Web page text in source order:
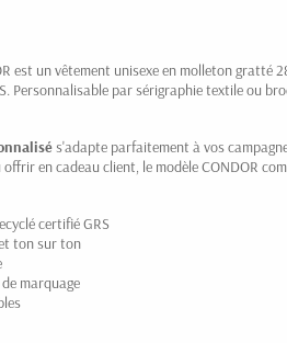
est un vêtement unisexe en molleton gratté
Personnalisable par sérigraphie textile ou
s'adapte parfaitement à vos
en cadeau client, le modèle CONDOR
certifié GRS
ton sur ton
marquage